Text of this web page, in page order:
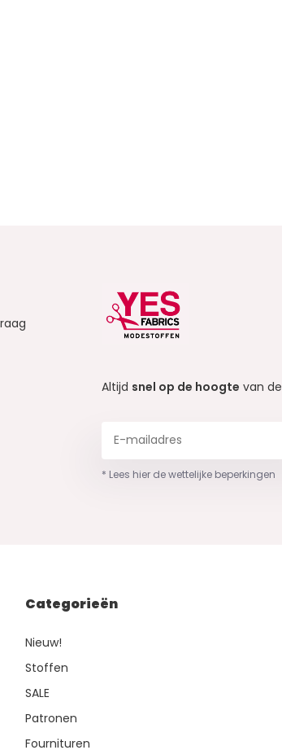
Altijd snel op de hoogte van de
* Lees hier de wettelijke beperkingen
Categorieën
Nieuw!
Stoffen
SALE
Patronen
Fournituren